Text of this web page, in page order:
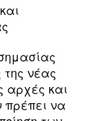
της νέας
αρχές και
πρέπει να